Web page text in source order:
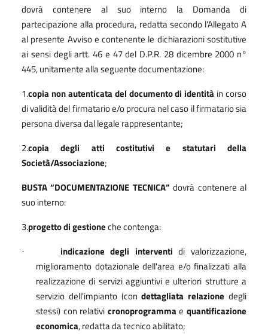
dovrà contenere al suo interno la Domanda di
partecipazione alla procedura, redatta secondo l'Allegato A
al presente Avviso e contenente le dichiarazioni sostitutive
ai sensi degli artt. 46 e 47 del D.P.R. 28 dicembre 2000 n°
445, unitamente alla seguente documentazione:
1.copia non autenticata del documento di identità in corso
di validità del firmatario e/o procura nel caso il firmatario sia
persona diversa dal legale rappresentante;
2.copia degli atti costitutivi e statutari della
Società/Associazione;
BUSTA “DOCUMENTAZIONE TECNICA”dovrà contenere al
suo interno:
3.progetto di gestioneche contenga:
· indicazione degli interventidi valorizzazione,
miglioramento dotazionale dell'area e/o finalizzati alla
realizzazione di servizi aggiuntivi e ulteriori strutture a
servizio dell'impianto (condettagliata relazionedegli
stessi) con relativi cronoprogrammaequantificazione
economica, redatta da tecnico abilitato;